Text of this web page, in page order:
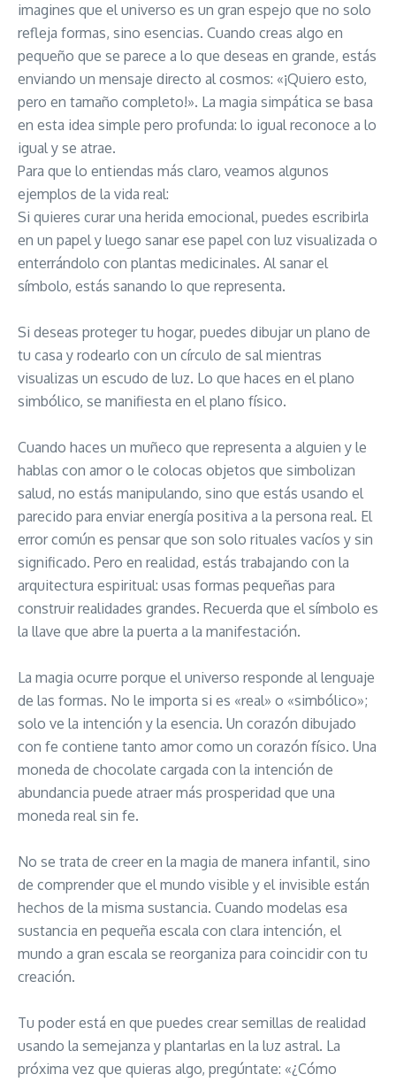
imagines que el universo es un gran espejo que no solo
refleja formas, sino esencias. Cuando creas algo en
pequeño que se parece a lo que deseas en grande, estás
enviando un mensaje directo al cosmos: «¡Quiero esto,
pero en tamaño completo!». La magia simpática se basa
en esta idea simple pero profunda: lo igual reconoce a lo
igual y se atrae.
Para que lo entiendas más claro, veamos algunos
ejemplos de la vida real:
Si quieres curar una herida emocional, puedes escribirla
en un papel y luego sanar ese papel con luz visualizada o
enterrándolo con plantas medicinales. Al sanar el
símbolo, estás sanando lo que representa.
Si deseas proteger tu hogar, puedes dibujar un plano de
tu casa y rodearlo con un círculo de sal mientras
visualizas un escudo de luz. Lo que haces en el plano
simbólico, se manifiesta en el plano físico.
Cuando haces un muñeco que representa a alguien y le
hablas con amor o le colocas objetos que simbolizan
salud, no estás manipulando, sino que estás usando el
parecido para enviar energía positiva a la persona real. El
error común es pensar que son solo rituales vacíos y sin
significado. Pero en realidad, estás trabajando con la
arquitectura espiritual: usas formas pequeñas para
construir realidades grandes. Recuerda que el símbolo es
la llave que abre la puerta a la manifestación.
La magia ocurre porque el universo responde al lenguaje
de las formas. No le importa si es «real» o «simbólico»;
solo ve la intención y la esencia. Un corazón dibujado
con fe contiene tanto amor como un corazón físico. Una
moneda de chocolate cargada con la intención de
abundancia puede atraer más prosperidad que una
moneda real sin fe.
No se trata de creer en la magia de manera infantil, sino
de comprender que el mundo visible y el invisible están
hechos de la misma sustancia. Cuando modelas esa
sustancia en pequeña escala con clara intención, el
mundo a gran escala se reorganiza para coincidir con tu
creación.
Tu poder está en que puedes crear semillas de realidad
usando la semejanza y plantarlas en la luz astral. La
próxima vez que quieras algo, pregúntate: «¿Cómo